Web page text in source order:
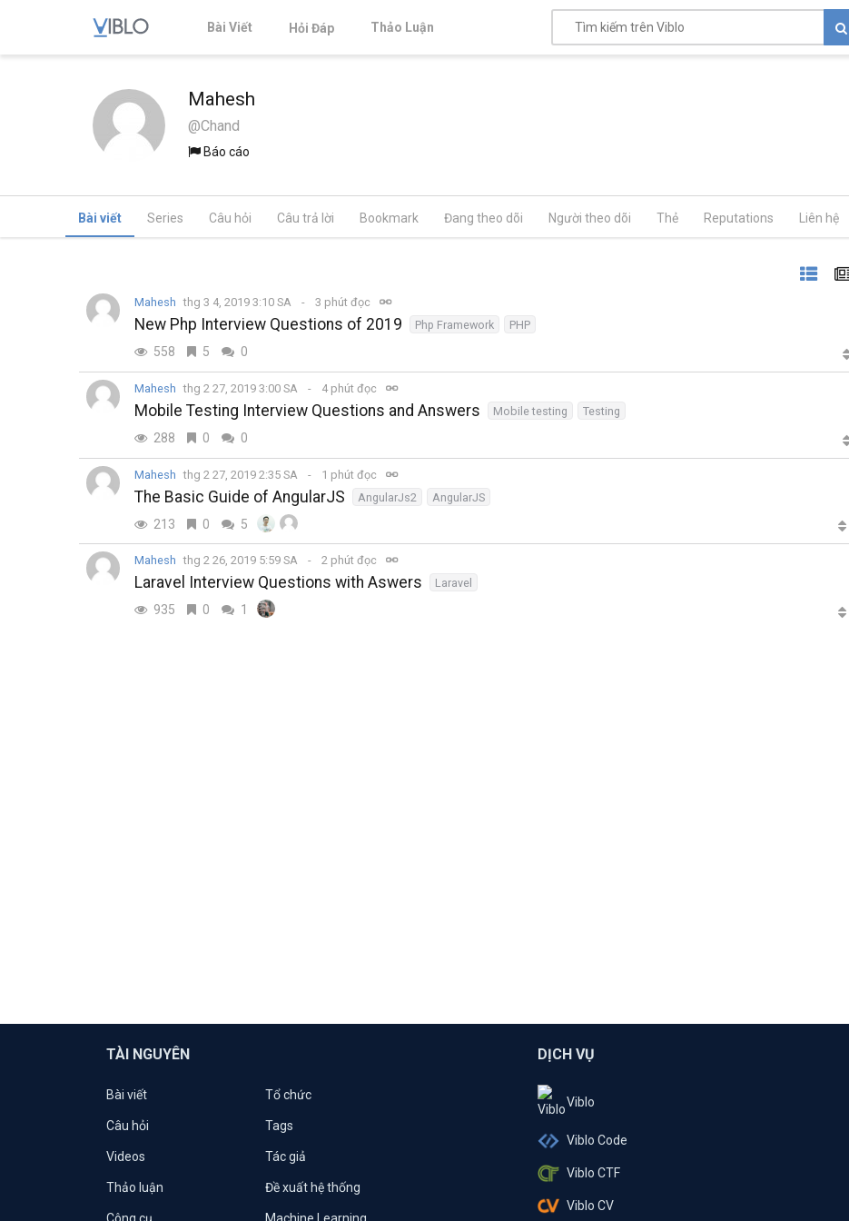
Bài Viết Hỏi Đáp Thảo Luận
Mahesh
@Chand
Báo cáo
Bài viết Series Câu hỏi Câu trả lời Bookmark Đang theo dõi Người theo dõi Thẻ Reputations Liên hệ
Mahesh thg 3 4, 2019 3:10 SA 3 phút đọc
New Php Interview Questions of 2019 Php Framework PHP
558 5 0
Mahesh thg 2 27, 2019 3:00 SA 4 phút đọc
Mobile Testing Interview Questions and Answers Mobile testing Testing
288 0 0
Mahesh thg 2 27, 2019 2:35 SA 1 phút đọc
The Basic Guide of AngularJS AngularJs2 AngularJS
213 0 5
Mahesh thg 2 26, 2019 5:59 SA 2 phút đọc
Laravel Interview Questions with Aswers Laravel
935 0 1
TÀI NGUYÊN
Bài viết Tổ chức
Câu hỏi Tags
Videos Tác giả
Thảo luận Đề xuất hệ thống
Công cụ Machine Learning
DỊCH VỤ
Viblo
Viblo Code
Viblo CTF
Viblo CV